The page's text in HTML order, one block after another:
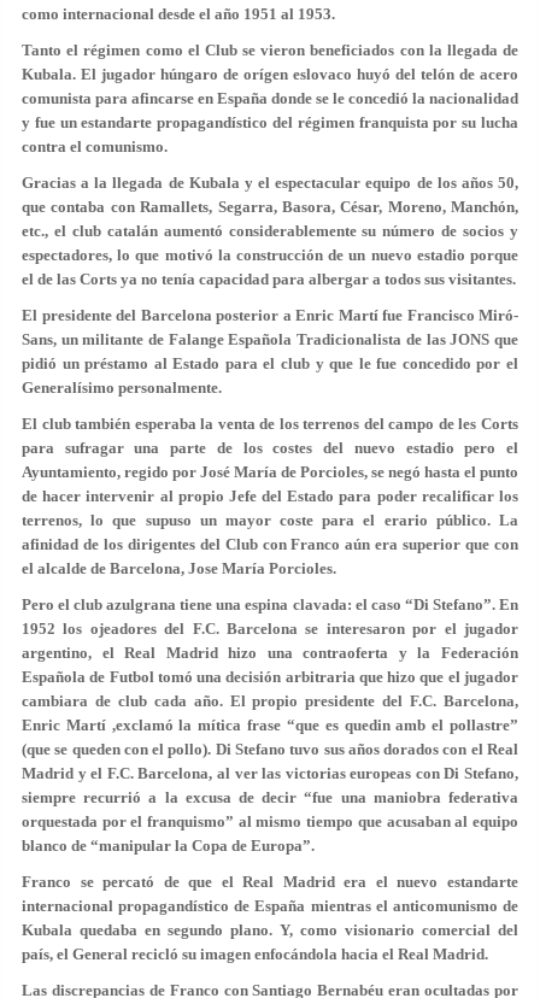
como internacional desde el año 1951 al 1953.
Tanto el régimen como el Club se vieron beneficiados con la llegada de
Kubala. El jugador húngaro de orígen eslovaco huyó del telón de acero
comunista para afincarse en España donde se le concedió la nacionalidad
y fue un estandarte propagandístico del régimen franquista por su lucha
contra el comunismo.
Gracias a la llegada de Kubala y el espectacular equipo de los años 50,
que contaba con Ramallets, Segarra, Basora, César, Moreno, Manchón,
etc., el club catalán aumentó considerablemente su número de socios y
espectadores, lo que motivó la construcción de un nuevo estadio porque
el de las Corts ya no tenía capacidad para albergar a todos sus visitantes.
El presidente del Barcelona posterior a Enric Martí fue Francisco Miró-
Sans, un militante de Falange Española Tradicionalista de las JONS que
pidió un préstamo al Estado para el club y que le fue concedido por el
Generalísimo personalmente.
El club también esperaba la venta de los terrenos del campo de les Corts
para sufragar una parte de los costes del nuevo estadio pero el
Ayuntamiento, regido por José María de Porcioles, se negó hasta el punto
de hacer intervenir al propio Jefe del Estado para poder recalificar los
terrenos, lo que supuso un mayor coste para el erario público. La
afinidad de los dirigentes del Club con Franco aún era superior que con
el alcalde de Barcelona, Jose María Porcioles.
Pero el club azulgrana tiene una espina clavada: el caso “Di Stefano”. En
1952 los ojeadores del F.C. Barcelona se interesaron por el jugador
argentino, el Real Madrid hizo una contraoferta y la Federación
Española de Futbol tomó una decisión arbitraria que hizo que el jugador
cambiara de club cada año. El propio presidente del F.C. Barcelona,
Enric Martí ,exclamó la mítica frase “que es quedin amb el pollastre”
(que se queden con el pollo). Di Stefano tuvo sus años dorados con el Real
Madrid y el F.C. Barcelona, al ver las victorias europeas con Di Stefano,
siempre recurrió a la excusa de decir “fue una maniobra federativa
orquestada por el franquismo” al mismo tiempo que acusaban al equipo
blanco de “manipular la Copa de Europa”.
Franco se percató de que el Real Madrid era el nuevo estandarte
internacional propagandístico de España mientras el anticomunismo de
Kubala quedaba en segundo plano. Y, como visionario comercial del
país, el General recicló su imagen enfocándola hacia el Real Madrid.
Las discrepancias de Franco con Santiago Bernabéu eran ocultadas por